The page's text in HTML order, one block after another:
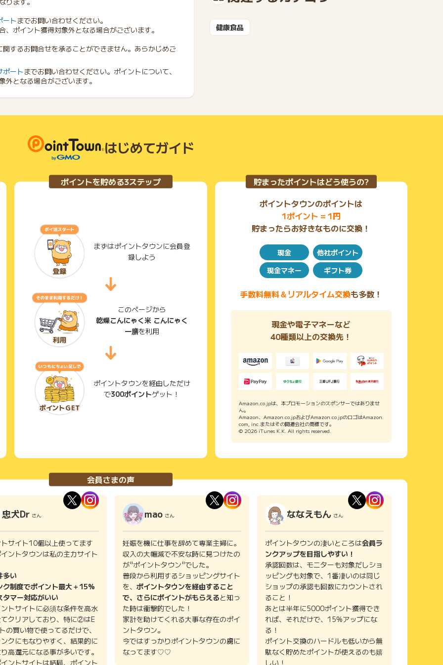
ートまでお問い合わせください。
ポイント獲得対象外となる場合がございます。
するお問合せを承ることができません。あらかじめご
ポートまでお問い合わせください。ポイントについて、
となる場合がございます。
健康食品
はじめてガイド
ポイントを貯める3ステップ
まずはポイントタウンに会員登
録しよう
このページから
乾燥こんにゃく米 こんにゃく
一膳を利用
ポイントタウンを経由しただけ
で300ポイントゲット！
貯まったポイントはどう使うの?
ポイントタウンのポイントは
1ポイント = 1円
貯まったらお好きなものに交換！
現金
他社ポイント
現金マネー
ギフト券
手数料無料＆リアルタイム交換も多数！
現金や電子マネーなど
40種類以上の交換先！
Amazon.co.jpは、本プロモーションのスポンサーではありませ
ん。
Amazon、Amazon.co.jpおよびAmazon.co.jpのロゴはAmazon.
com, inc.またはその関連会社の商標です。
© 2026 iTunes K.K. All rights reserved.
会員さまの声
忠犬Dr さん
サイト10個以上使ってます
ントタウンは私の主力サイト
い
制度でポイント最大＋15%
マー対応がいい
トサイトに必須な条件を高水
クリアしており、特に②はE
の買い物で使ってるだけで、
クにもなりやすく、結果的に
高還元になる事が多いです。
ントサイトは結局、ポイント
mao さん
妊娠を機に仕事を辞めて専業主婦に。
収入の大幅減で不安な時に見つけたの
が"ポイントタウン"でした。
普段から利用するショッピングサイト
を、 ポイントタウンを経由すること
で、さらにポイントがもらえると知っ
た時は衝撃的でした！
家計を助けてくれる大事な存在のポイ
ントタウン。
今ではすっかりポイントタウンの虜に
なってます♡♡
ななえもん さん
ポイントタウンの凄いところは会員ラ
ンクアップを目指しやすい！
承認回数は、モニターも対象だしショ
ッピングも対象で、1番凄いのは同じ
ショップの承認も回数にカウントされ
ること！
あとは半年に5000ポイント獲得でき
れば、それだけで、15%アップにな
る！
ポイント交換のハードルも低いから無
駄なく貯めたポイントが使えるのも嬉
しい！